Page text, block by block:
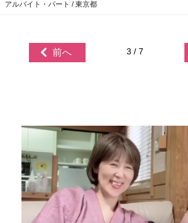
アルバイト・パート / 東京都
前へ 3 / 7